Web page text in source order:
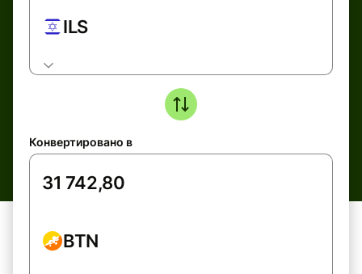
ILS
Конвертировано в
BTN